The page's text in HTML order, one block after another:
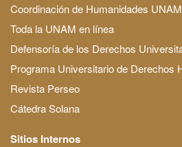
Coordinación de Humanidades UNAM
Toda la UNAM en línea
Defensoría de los Derechos
Programa Universitario de Derechos
Revista Perseo
Cátedra Solana
Sitios Internos